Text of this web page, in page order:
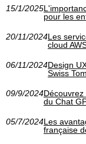
15/1/2025
pour les
20/11/2024Les
cloud
06/11/2024Design
Swiss
09/9/2024
du Chat
05/7/2024Les
française